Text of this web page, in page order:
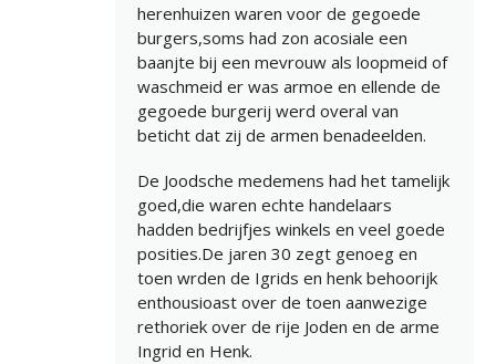
herenhuizen waren voor de gegoede
burgers,soms had zon acosiale een
baanjte bij een mevrouw als loopmeid of
waschmeid er was armoe en ellende de
gegoede burgerij werd overal van
beticht dat zij de armen benadeelden.
De Joodsche medemens had het tamelijk
goed,die waren echte handelaars
hadden bedrijfjes winkels en veel goede
posities.De jaren 30 zegt genoeg en
toen wrden de Igrids en henk behoorijk
enthousioast over de toen aanwezige
rethoriek over de rije Joden en de arme
Ingrid en Henk.